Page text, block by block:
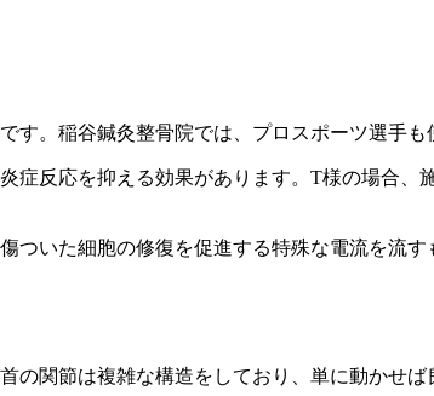
。稲谷鍼灸整骨院では、プロスポーツ選手も
反応を抑える効果があります。T様の場合
ついた細胞の修復を促進する特殊な電流を流
関節は複雑な構造をしており、単に動かせば